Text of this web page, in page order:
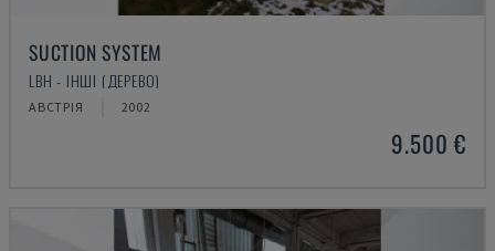
SUCTION SYSTEM
LBH - ІНШІ (ДЕРЕВО)
АВСТРІЯ 2002
9.500 €